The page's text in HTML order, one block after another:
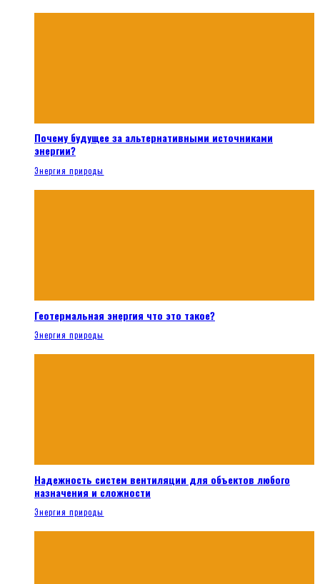
Почему будущее за альтернативными источниками
энергии?
Энергия природы
Геотермальная энергия что это такое?
Энергия природы
Надежность систем вентиляции для объектов любого
назначения и сложности
Энергия природы